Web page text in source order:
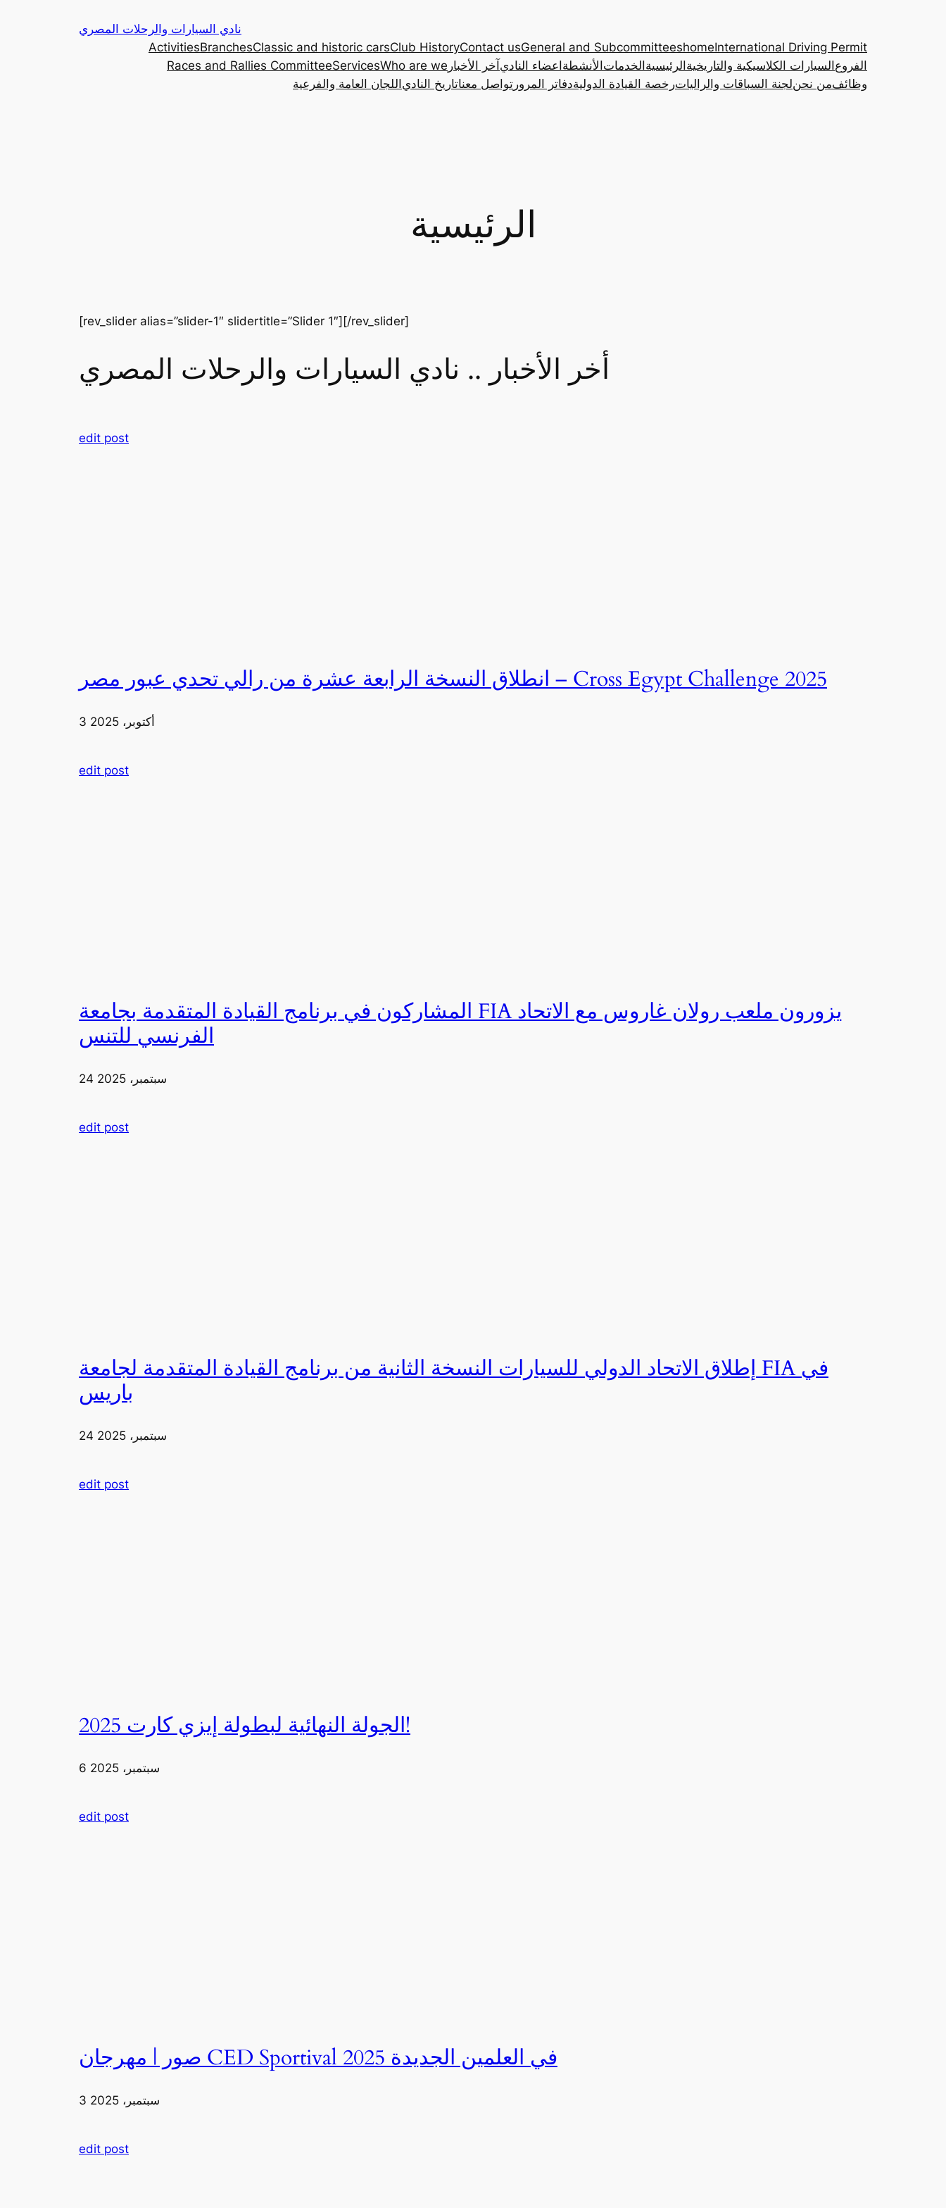
نادي السيارات والرحلات المصري
ActivitiesBranchesClassic and historic carsClub HistoryContact usGeneral and SubcommitteeshomeInternational Driving Permit
Races and Rallies CommitteeServicesWho are we آخر الأخبار اعضاء النادي الأنشطة الخدمات الرئيسية السيارات الكلاسيكية والتاريخية الفروع
اللجان العامة والفرعية تاريخ الناديتواصل معنا دفاتر المروررخصة القيادة الدوليةلجنة السباقات والرالياتمن نحنوظائف
الرئيسية
[rev_slider alias=”slider-1″ slidertitle=”Slider 1″][/rev_slider]
أخر الأخبار .. نادي السيارات والرحلات المصري
edit post
انطلاق النسخة الرابعة عشرة من رالي تحدي عبور مصر – Cross Egypt Challenge 2025
3 أكتوبر، 2025
edit post
المشاركون في برنامج القيادة المتقدمة بجامعة FIA يزورون ملعب رولان غاروس مع الاتحاد
الفرنسي للتنس
24 سبتمبر، 2025
edit post
إطلاق الاتحاد الدولي للسيارات النسخة الثانية من برنامج القيادة المتقدمة لجامعة FIA في
باريس
24 سبتمبر، 2025
edit post
الجولة النهائية لبطولة إيزي كارت 2025!
6 سبتمبر، 2025
edit post
صور | مهرجان CED Sportival في العلمين الجديدة 2025
3 سبتمبر، 2025
edit post